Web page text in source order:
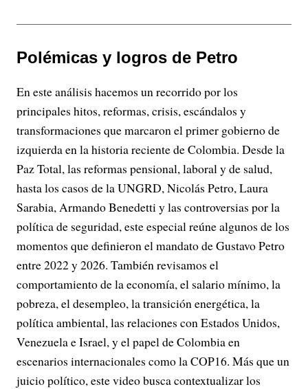
Polémicas y logros de Petro
En este análisis hacemos un recorrido por los
principales hitos, reformas, crisis, escándalos y
transformaciones que marcaron el primer gobierno de
izquierda en la historia reciente de Colombia. Desde la
Paz Total, las reformas pensional, laboral y de salud,
hasta los casos de la UNGRD, Nicolás Petro, Laura
Sarabia, Armando Benedetti y las controversias por la
política de seguridad, este especial reúne algunos de los
momentos que definieron el mandato de Gustavo Petro
entre 2022 y 2026. También revisamos el
comportamiento de la economía, el salario mínimo, la
pobreza, el desempleo, la transición energética, la
política ambiental, las relaciones con Estados Unidos,
Venezuela e Israel, y el papel de Colombia en
escenarios internacionales como la COP16. Más que un
juicio político, este video busca contextualizar los